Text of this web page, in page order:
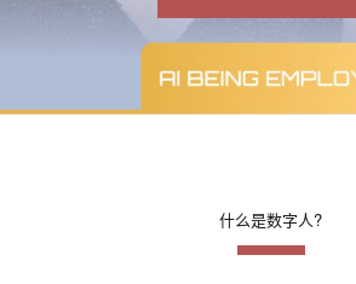
什么是数字人?